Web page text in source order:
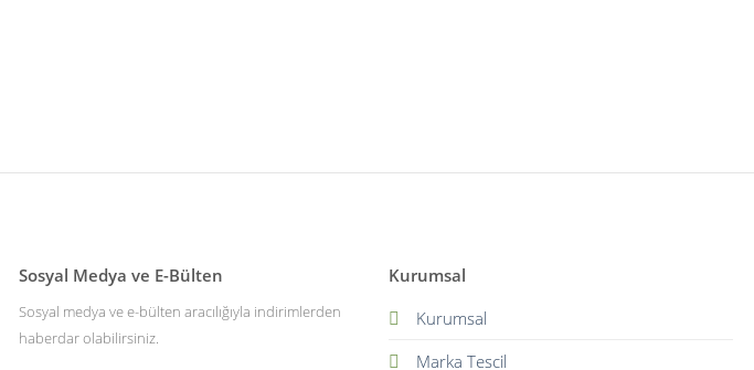
Sosyal Medya ve E-Bülten
Sosyal medya ve e-bülten aracılığıyla indirimlerden
haberdar olabilirsiniz.
Kurumsal
Kurumsal
Marka Tescil